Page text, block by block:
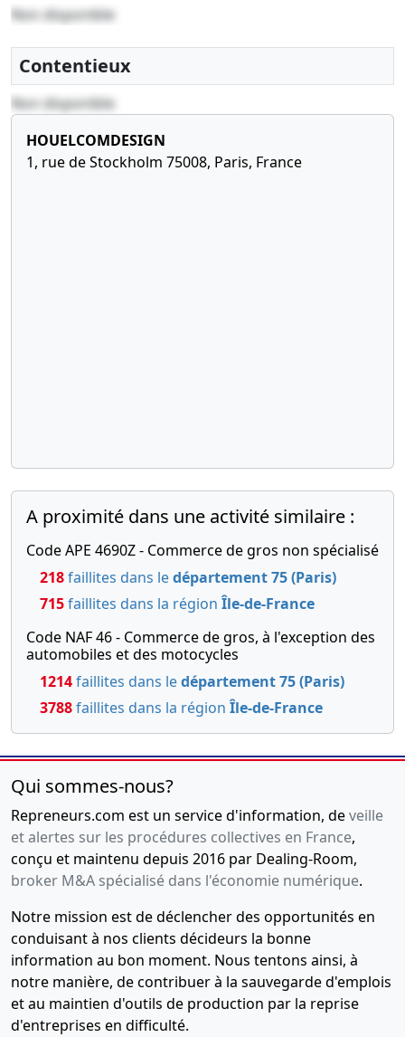
Non disponible
Contentieux
Non disponible
HOUELCOMDESIGN
1, rue de Stockholm 75008, Paris, France
A proximité dans une activité similaire :
Code APE 4690Z - Commerce de gros non spécialisé
218faillites dans ledépartement 75 (Paris)
715faillites dans la région Île-de-France
Code NAF 46 - Commerce de gros, à l'exception des
automobiles et des motocycles
1214faillites dans ledépartement 75 (Paris)
3788faillites dans la région Île-de-France
Qui sommes-nous?
Repreneurs.com est un service d'information, deveille
et alertes sur les procédures collectives en France,
conçu et maintenu depuis 2016 par Dealing-Room,
broker M&A spécialisé dans l'économie numérique.
Notre mission est de déclencher des opportunités en
conduisant à nos clients décideurs la bonne
information au bon moment. Nous tentons ainsi, à
notre manière, de contribuer à la sauvegarde d'emplois
et au maintien d'outils de production par la reprise
d'entreprises en difficulté.